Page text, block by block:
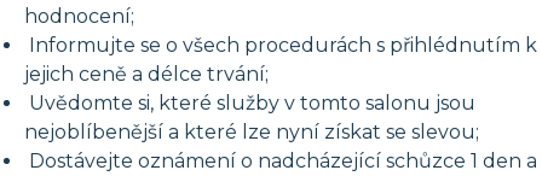
hodnocení;
Informujte se o všech procedurách s přihlédnutím k
jejich ceně a délce trvání;
Uvědomte si, které služby v tomto salonu jsou
nejoblíbenější a které lze nyní získat se slevou;
Dostávejte oznámení o nadcházející schůzce 1 den a